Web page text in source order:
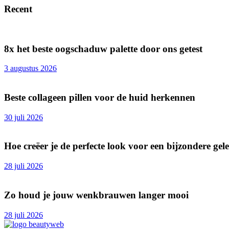
Recent
8x het beste oogschaduw palette door ons getest
3 augustus 2026
Beste collageen pillen voor de huid herkennen
30 juli 2026
Hoe creëer je de perfecte look voor een bijzondere
28 juli 2026
Zo houd je jouw wenkbrauwen langer mooi
28 juli 2026